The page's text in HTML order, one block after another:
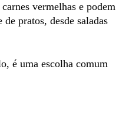
vermelhas e podem
pratos, desde saladas
é uma escolha comum